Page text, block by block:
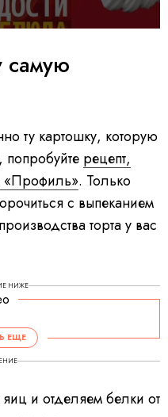
самую
ту картошку, которую
, попробуйте рецепт,
«Профиль». Только
с выпеканием
торта у вас
НИЖЕ
ЕЩЕ
и отделяем белки от